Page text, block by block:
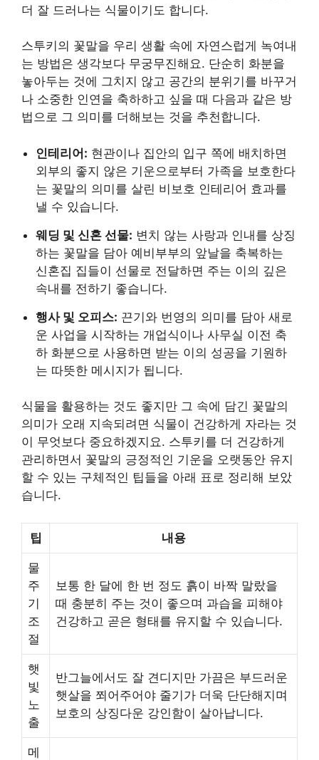
더 잘 드러나는 식물이기도 합니다.
스투키의 꽃말을 우리 생활 속에 자연스럽게 녹여내
는 방법은 생각보다 무궁무진해요. 단순히 화분을
놓아두는 것에 그치지 않고 공간의 분위기를 바꾸거
나 소중한 인연을 축하하고 싶을 때 다음과 같은 방
법으로 그 의미를 더해보는 것을 추천합니다.
인테리어: 현관이나 집안의 입구 쪽에 배치하면
외부의 좋지 않은 기운으로부터 가족을 보호한다
는 꽃말의 의미를 살린 비보호 인테리어 효과를
낼 수 있습니다.
웨딩 및 신혼 선물: 변치 않는 사랑과 인내를 상징
하는 꽃말을 담아 예비부부의 앞날을 축복하는
신혼집 집들이 선물로 전달하면 주는 이의 깊은
속내를 전하기 좋습니다.
행사 및 오피스: 끈기와 번영의 의미를 담아 새로
운 사업을 시작하는 개업식이나 사무실 이전 축
하 화분으로 사용하면 받는 이의 성공을 기원하
는 따뜻한 메시지가 됩니다.
식물을 활용하는 것도 좋지만 그 속에 담긴 꽃말의
의미가 오래 지속되려면 식물이 건강하게 자라는 것
이 무엇보다 중요하겠지요. 스투키를 더 건강하게
관리하면서 꽃말의 긍정적인 기운을 오랫동안 유지
할 수 있는 구체적인 팁들을 아래 표로 정리해 보았
습니다.
팁 내용
물
주
기
조
절
보통 한 달에 한 번 정도 흙이 바짝 말랐을
때 충분히 주는 것이 좋으며 과습을 피해야
건강하고 곧은 형태를 유지할 수 있습니다.
햇
빛
노
출
반그늘에서도 잘 견디지만 가끔은 부드러운
햇살을 쬐어주어야 줄기가 더욱 단단해지며
보호의 상징다운 강인함이 살아납니다.
메